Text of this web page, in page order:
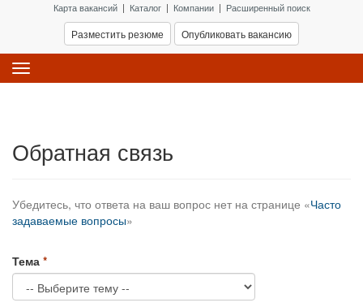
Карта вакансий| Каталог| Компании| Расширенный поиск
Разместить резюме Опубликовать вакансию
Toggle
navigation
Обратная связь
Убедитесь, что ответа на ваш вопрос нет на странице «Часто
задаваемые вопросы»
Тема